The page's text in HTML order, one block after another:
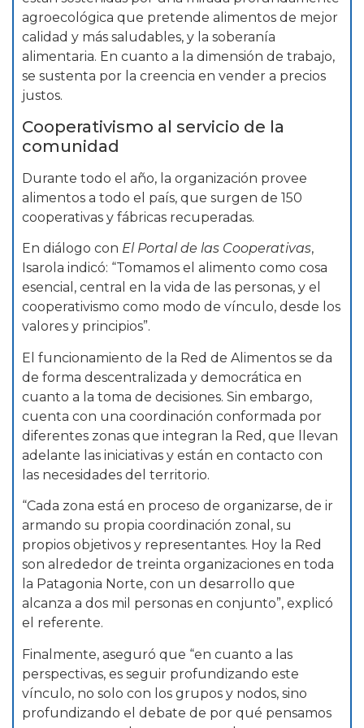
agroecológica que pretende alimentos de mejor
calidad y más saludables, y la soberanía
alimentaria. En cuanto a la dimensión de trabajo,
se sustenta por la creencia en vender a precios
justos.
Cooperativismo al servicio de la
comunidad
Durante todo el año, la organización provee
alimentos a todo el país, que surgen de 150
cooperativas y fábricas recuperadas.
En diálogo con El Portal de las Cooperativas,
Isarola indicó: “Tomamos el alimento como cosa
esencial, central en la vida de las personas, y el
cooperativismo como modo de vínculo, desde los
valores y principios”.
El funcionamiento de la Red de Alimentos se da
de forma descentralizada y democrática en
cuanto a la toma de decisiones. Sin embargo,
cuenta con una coordinación conformada por
diferentes zonas que integran la Red, que llevan
adelante las iniciativas y están en contacto con
las necesidades del territorio.
“Cada zona está en proceso de organizarse, de ir
armando su propia coordinación zonal, su
propios objetivos y representantes. Hoy la Red
son alrededor de treinta organizaciones en toda
la Patagonia Norte, con un desarrollo que
alcanza a dos mil personas en conjunto”, explicó
el referente.
Finalmente, aseguró que “en cuanto a las
perspectivas, es seguir profundizando este
vínculo, no solo con los grupos y nodos, sino
profundizando el debate de por qué pensamos